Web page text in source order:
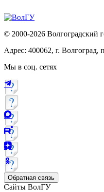
© 2000-2026 Волгоградский
Адрес: 400062, г. Волгоград,
Мы в соц. сетях
Обратная связь
Сайты ВолГУ